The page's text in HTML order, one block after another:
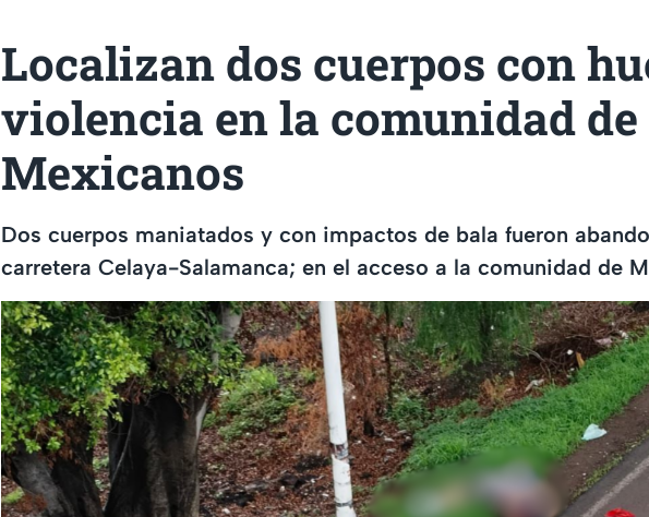
Localizan dos cuerpos con
violencia en la comunidad de
Mexicanos
Dos cuerpos maniatados y con impactos de bala fueron
carretera Celaya-Salamanca; en el acceso a la comunidad de